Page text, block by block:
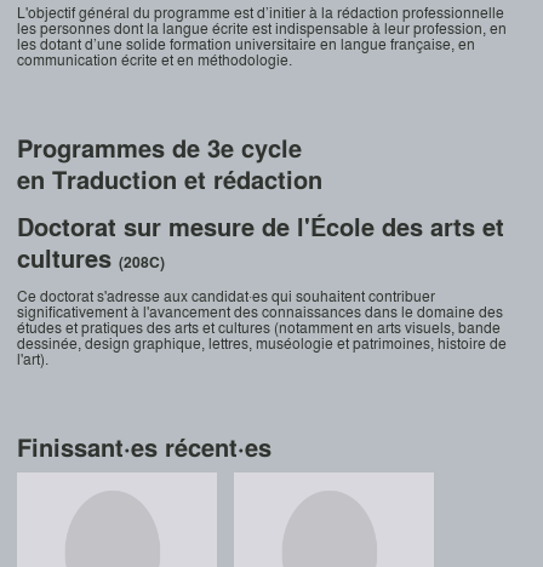
L'objectif général du programme est d’initier à la rédaction professionnelle
les personnes dont la langue écrite est indispensable à leur profession, en
les dotant d’une solide formation universitaire en langue française, en
communication écrite et en méthodologie.
Programmes de 3e cycle
en Traduction et rédaction
Doctorat sur mesure de l'École des arts et
cultures(208C)
Ce doctorat s'adresse aux candidat·es qui souhaitent contribuer
significativement à l'avancement des connaissances dans le domaine des
études et pratiques des arts et cultures (notamment en arts visuels, bande
dessinée, design graphique, lettres, muséologie et patrimoines, histoire de
l'art).
Finissant·es récent·es